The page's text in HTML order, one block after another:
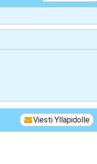
Viesti Ylläpidolle